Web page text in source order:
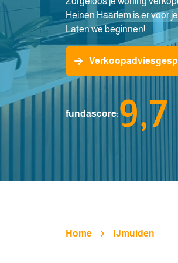
Heinen Haarlem is er voor
Laten we beginnen!
fundascore:9,7
Home IJmuiden